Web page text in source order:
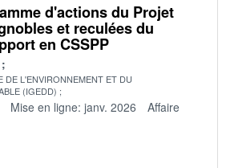
d'actions du Projet
et reculées du
en CSSPP
DE L'ENVIRONNEMENT ET DU
(IGEDD)
Mise en ligne: janv. 2026
Affaire